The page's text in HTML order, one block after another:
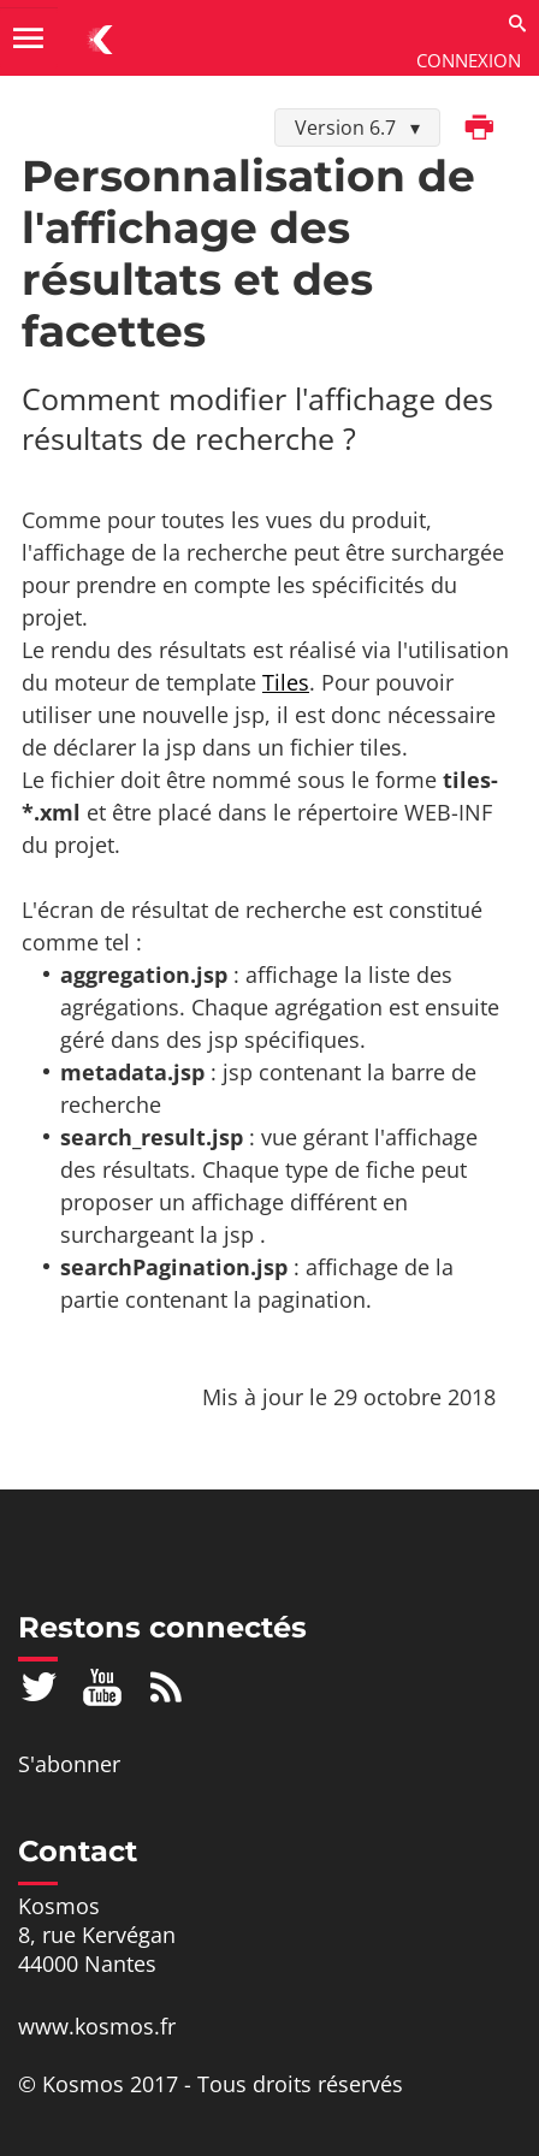
CONNEXION
menu
Version 6.7Imprimer
Personnalisation
Moteur
de recherche
Personnalisation de
l'affichage des
résultats et des
facettes
Comment modifier l'affichage des
résultats de recherche ?
Comme pour toutes les vues du produit,
l'affichage de la recherche peut être surchargée
pour prendre en compte les spécificités du
projet.
Le rendu des résultats est réalisé via l'utilisation
du moteur de template Tiles. Pour pouvoir
utiliser une nouvelle jsp, il est donc nécessaire
de déclarer la jsp dans un fichier tiles.
Le fichier doit être nommé sous le forme tiles-
*.xml et être placé dans le répertoire WEB-INF
du projet.
L'écran de résultat de recherche est constitué
comme tel :
aggregation.jsp : affichage la liste des
agrégations. Chaque agrégation est ensuite
géré dans des jsp spécifiques.
metadata.jsp : jsp contenant la barre de
recherche
search_result.jsp : vue gérant l'affichage
des résultats. Chaque type de fiche peut
proposer un affichage différent en
surchargeant la jsp .
searchPagination.jsp : affichage de la
partie contenant la pagination.
Mis à jour le 29 octobre 2018
Restons connectés
S'abonner
Contact
Kosmos
8, rue Kervégan
44000 Nantes
www.kosmos.fr
© Kosmos 2017 - Tous droits réservés